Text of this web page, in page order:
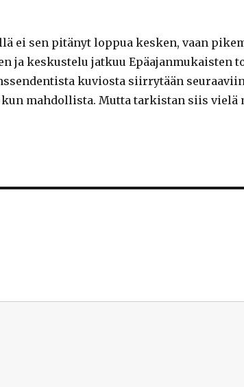
ei sen pitänyt loppua kesken, vaan
ja keskustelu jatkuu Epäajanmukaisten
kuviosta siirrytään
mahdollista. Mutta tarkistan siis vielä